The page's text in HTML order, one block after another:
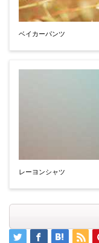
ベイカーパンツ
レーヨンシャツ